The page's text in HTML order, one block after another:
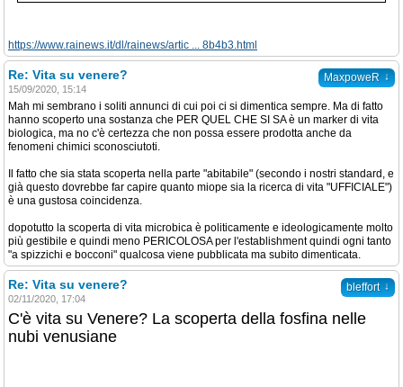
https://www.rainews.it/dl/rainews/artic ... 8b4b3.html
MaxpoweR ↓
Re: Vita su venere?
15/09/2020, 15:14
Mah mi sembrano i soliti annunci di cui poi ci si dimentica sempre. Ma di fatto
hanno scoperto una sostanza che PER QUEL CHE SI SA è un marker di vita
biologica, ma no c'è certezza che non possa essere prodotta anche da
fenomeni chimici sconosciutoti.
Il fatto che sia stata scoperta nella parte "abitabile" (secondo i nostri standard, e
già questo dovrebbe far capire quanto miope sia la ricerca di vita "UFFICIALE")
è una gustosa coincidenza.
dopotutto la scoperta di vita microbica è politicamente e ideologicamente molto
più gestibile e quindi meno PERICOLOSA per l'establishment quindi ogni tanto
"a spizzichi e bocconi" qualcosa viene pubblicata ma subito dimenticata.
bleffort ↓
Re: Vita su venere?
02/11/2020, 17:04
C'è vita su Venere? La scoperta della fosfina nelle
nubi venusiane